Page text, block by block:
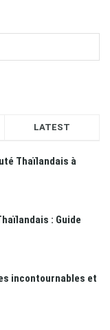
LATEST
Thaïlandais à
: Guide
incontournables et